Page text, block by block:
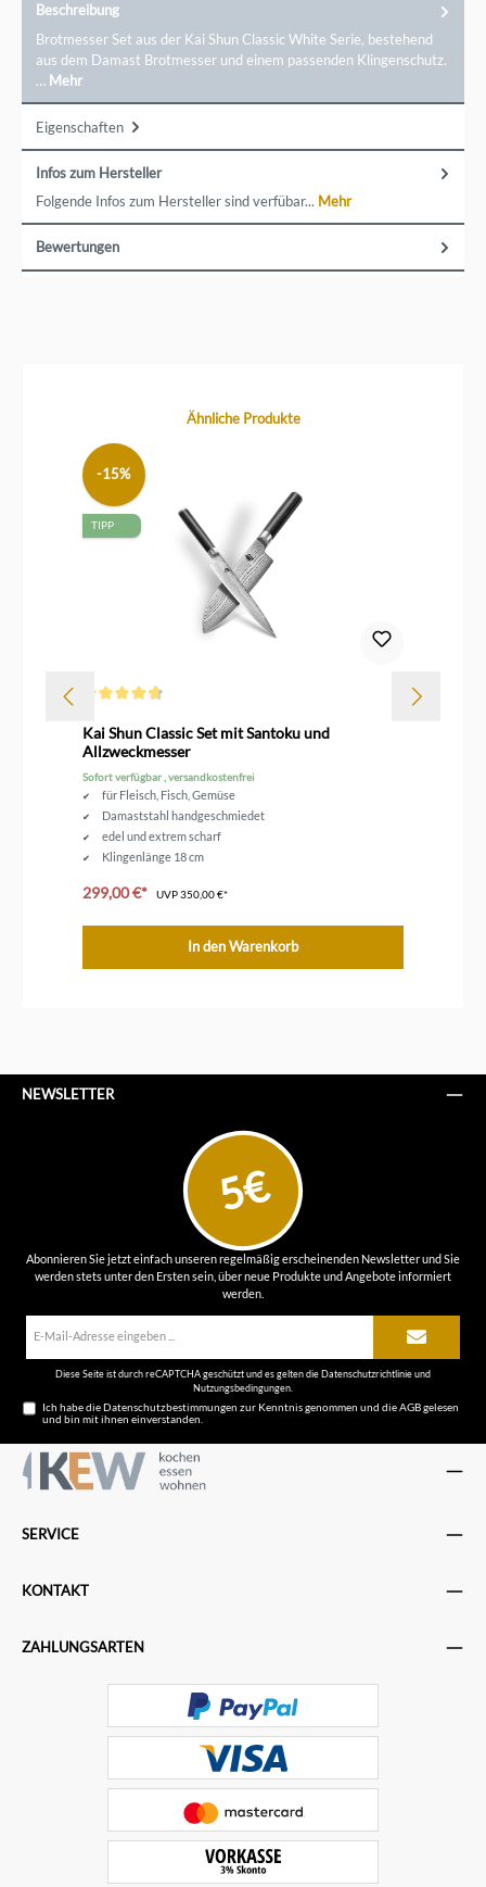
Beschreibung
Brotmesser Set aus der Kai Shun Classic White Serie, bestehend
aus dem Damast Brotmesser und einem passenden Klingenschutz.
… Mehr
Eigenschaften
Infos zum Hersteller
Folgende Infos zum Hersteller sind verfübar... Mehr
Bewertungen
Produktgalerie überspringenÄhnliche Produkte
-15%
TIPP
Kai Shun Classic Set mit Santoku und
Allzweckmesser
Sofort verfügbar , versandkostenfrei
für Fleisch, Fisch, Gemüse
Damaststahl handgeschmiedet
edel und extrem scharf
Klingenlänge 18 cm
299,00 €* UVP350,00 €*
In den Warenkorb
NEWSLETTER
5€
Abonnieren Sie jetzt einfach unseren regelmäßig erscheinenden Newsletter und Sie
werden stets unter den Ersten sein, über neue Produkte und Angebote informiert
werden.
Diese Seite ist durch reCAPTCHA geschützt und es gelten dieDatenschutzrichtlinieund
Nutzungsbedingungen
Ich habe dieDatenschutzbestimmungen zur Kenntnis genommen und dieAGBgelesen
und bin mit ihnen einverstanden.
SERVICE
KONTAKT
ZAHLUNGSARTEN